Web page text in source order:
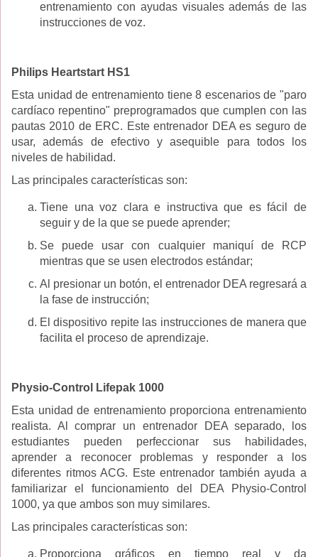
entrenamiento con ayudas visuales además de las
instrucciones de voz.
Philips Heartstart HS1
Esta unidad de entrenamiento tiene 8 escenarios de "paro
cardíaco repentino" preprogramados que cumplen con las
pautas 2010 de ERC. Este entrenador DEA es seguro de
usar, además de efectivo y asequible para todos los
niveles de habilidad.
Las principales características son:
Tiene una voz clara e instructiva que es fácil de
seguir y de la que se puede aprender;
Se puede usar con cualquier maniquí de RCP
mientras que se usen electrodos estándar;
Al presionar un botón, el entrenador DEA regresará a
la fase de instrucción;
El dispositivo repite las instrucciones de manera que
facilita el proceso de aprendizaje.
Physio-Control Lifepak 1000
Esta unidad de entrenamiento proporciona entrenamiento
realista. Al comprar un entrenador DEA separado, los
estudiantes pueden perfeccionar sus habilidades,
aprender a reconocer problemas y responder a los
diferentes ritmos ACG. Este entrenador también ayuda a
familiarizar el funcionamiento del DEA Physio-Control
1000, ya que ambos son muy similares.
Las principales características son:
Proporciona gráficos en tiempo real y da